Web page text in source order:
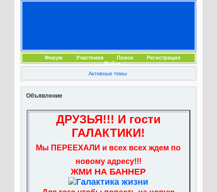
Форум Участники Поиск
Регистрация
Войти
Активные темы
Объявление
ДРУЗЬЯ!!! И гости
ГАЛАКТИКИ!
Мы ПЕРЕЕХАЛИ и всех всех ждем по
новому адресу!!!
ЖМИ НА БАННЕР